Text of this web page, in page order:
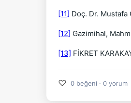
[11] Doç. Dr.
[12] Gazimihal,
[13] FİKRET
♡ 0 beğeni · 0 yorum